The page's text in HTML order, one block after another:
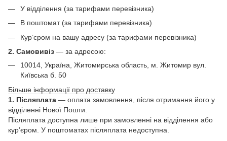
У відділення (за тарифами перевізника)
В поштомат (за тарифами перевізника)
Кур’єром на вашу адресу (за тарифами перевізника)
2. Самовивіз — за адресою:
10014, Україна, Житомирська область, м. Житомир вул.
Київська б. 50
Більше інформації про доставку
1. Післяплата — оплата замовлення, після отримання його у
відділенні Нової Пошти.
Післяплата доступна лише при замовленні на відділення або
кур’єром. У поштоматах післяплата недоступна.